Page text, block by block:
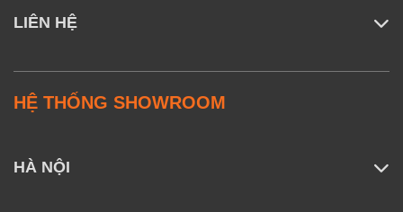
LIÊN HỆ
HỆ THỐNG SHOWROOM
HÀ NỘI